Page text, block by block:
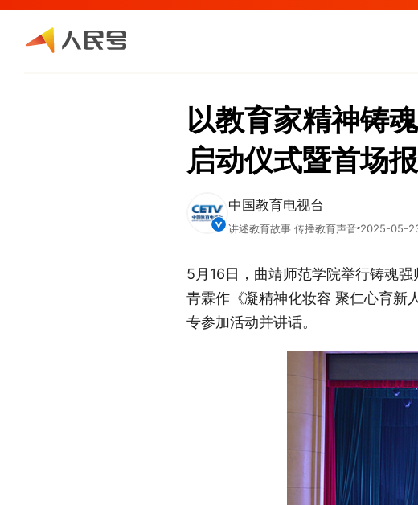
以教育家精神铸
启动仪式暨首场
中国教育电视台
讲述教育故事 传播教育声音 2025-05-
5月16日，曲靖师范学院举行铸魂
青霖作《凝精神化妆容 聚仁心育新
专参加活动并讲话。